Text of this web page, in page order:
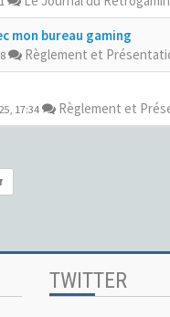
mon bureau gaming
Règlement et
17:34 Règlement et
TWITTER